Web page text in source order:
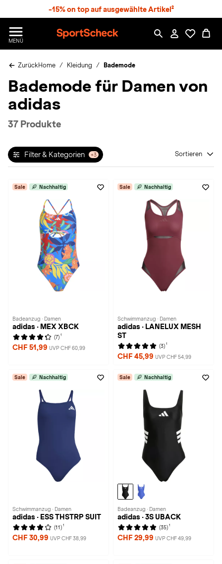
-15% on top auf ausgewählte Artikel²
MENÜ
p
r
S
h
c
ZurückHome Kleidung Bademode
Bademode für Damen von
adidas
37 Produkte
Filter & Kategorien +3 Sortieren
Sale Nachhaltig
Badeanzug · Damen
adidas · MEX XBCK
(7) 1
CHF 51,99 UVP CHF 60,99
Sale Nachhaltig
Schwimmanzug · Damen
adidas · LANELUX MESH
ST
(3) 1
CHF 45,99 UVP CHF 54,99
Sale Nachhaltig
Schwimmanzug · Damen
adidas · ESS THSTRP SUIT
(11) 1
CHF 30,99 UVP CHF 38,99
Sale Nachhaltig
Badeanzug · Damen
adidas · 3S UBACK
(35) 1
CHF 29,99 UVP CHF 49,99